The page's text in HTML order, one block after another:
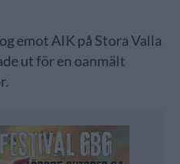
emot AIK på Stora Valla
ut för en oanmält